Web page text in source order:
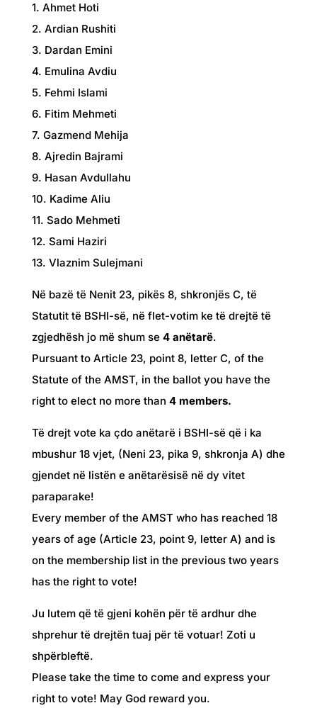
1. Ahmet Hoti
2. Ardian Rushiti
3. Dardan Emini
4. Emulina Avdiu
5. Fehmi Islami
6. Fitim Mehmeti
7. Gazmend Mehija
8. Ajredin Bajrami
9. Hasan Avdullahu
10. Kadime Aliu
11. Sado Mehmeti
12. Sami Haziri
13. Vlaznim Sulejmani
Në bazë të Nenit 23, pikës 8, shkronjës C, të
Statutit të BSHI-së, në flet-votim ke të drejtë të
zgjedhësh jo më shum se 4 anëtarë.
Pursuant to Article 23, point 8, letter C, of the
Statute of the AMST, in the ballot you have the
right to elect no more than 4 members.
Të drejt vote ka çdo anëtarë i BSHI-së që i ka
mbushur 18 vjet, (Neni 23, pika 9, shkronja A) dhe
gjendet në listën e anëtarësisë në dy vitet
paraparake!
Every member of the AMST who has reached 18
years of age (Article 23, point 9, letter A) and is
on the membership list in the previous two years
has the right to vote!
Ju lutem që të gjeni kohën për të ardhur dhe
shprehur të drejtën tuaj për të votuar! Zoti u
shpërbleftë.
Please take the time to come and express your
right to vote! May God reward you.